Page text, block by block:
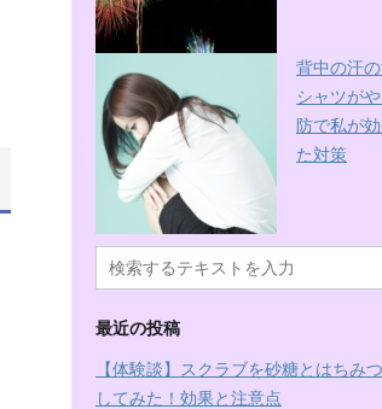
背中の汗
シャツが
防で私が
た対策
最近の投稿
【体験談】スクラブを砂糖とはちみ
してみた！効果と注意点